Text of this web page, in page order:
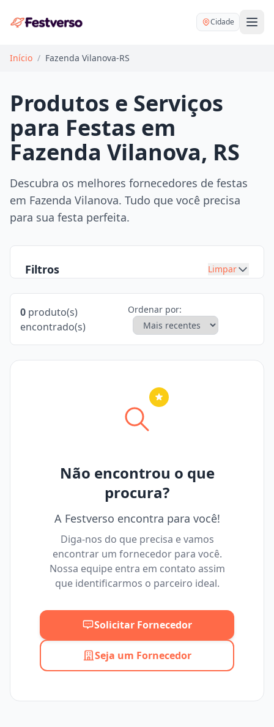
Cidade
Balões delivery
Decoração personalizada
Pegue e Monte
Festa na mesa
Mesas e cadeiras
Buffet
DJ
Início / Fazenda Vilanova-RS
Produtos e Serviços
para Festas em
Fazenda Vilanova, RS
Descubra os melhores fornecedores de festas
em Fazenda Vilanova. Tudo que você precisa
para sua festa perfeita.
Filtros Limpar
Máximo
0 produto(s)
encontrado(s)
Ordenar por:
Não encontrou o que
procura?
A Festverso encontra para você!
Diga-nos do que precisa e vamos
encontrar um fornecedor para você.
Nossa equipe entra em contato assim
que identificarmos o parceiro ideal.
Solicitar Fornecedor
Seja um Fornecedor